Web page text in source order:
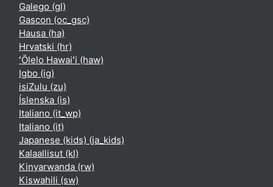
Galego ‎(gl)‎
Gascon ‎(oc_gsc)‎
Hausa ‎(ha)‎
Hrvatski ‎(hr)‎
ʻŌlelo Hawaiʻi ‎(haw)‎
Igbo ‎(ig)‎
isiZulu ‎(zu)‎
Íslenska ‎(is)‎
Italiano ‎(it_wp)‎
Italiano ‎(it)‎
Japanese (kids) ‎(ja_kids)‎
Kalaallisut ‎(kl)‎
Kinyarwanda ‎(rw)‎
Kiswahili ‎(sw)‎